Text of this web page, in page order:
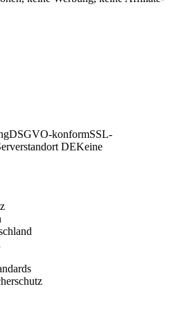
DSGVO-konformSSL-
DEKeine